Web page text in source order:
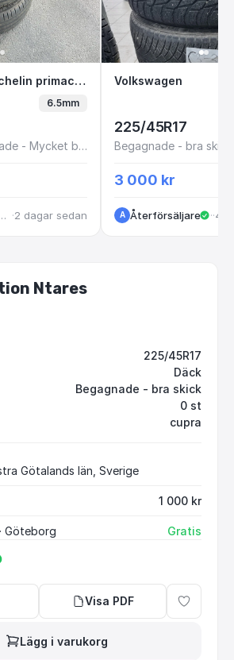
michelin primacy 5 225/45R17
Sommardäck michelin primacy 5 225/45R17
6.5mm
michelin · Begagnade - Mycket bra skick
·2 dagar sedan
Volkswagen
Volkswagen
225/45R17
Begagnade - bra skick
3 000 kr
A Återförsäljare ··4
Ntares
225/45R17
Däck
Begagnade - bra skick
0 st
cupra
Götalands län, Sverige
1 000 kr
· Göteborg Gratis
Visa PDF
Lägg i varukorg